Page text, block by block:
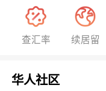
查汇率 续居留
华人社区